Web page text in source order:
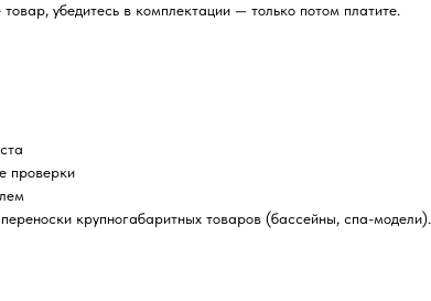
убедитесь в комплектации — только потом платите.
проверки
крупногабаритных товаров (бассейны, спа-модели).